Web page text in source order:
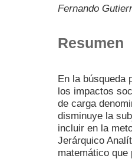
Fernando
Resumen
En la búsqueda
los impactos
de carga
disminuye la
incluir en la
Jerárquico
matemático